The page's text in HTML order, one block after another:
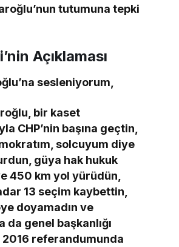
tutumuna tepki
Açıklaması
sesleniyorum,
bir kaset
CHP’nin başına geçtin,
solcuyum diye
güya hak hukuk
450 km yol yürüdün,
13 seçim kaybettin,
doyamadın ve
da genel başkanlığı
referandumunda